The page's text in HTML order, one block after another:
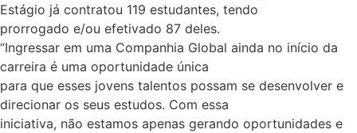
Estágio já contratou 119 estudantes, tendo
prorrogado e/ou efetivado 87 deles.
“Ingressar em uma Companhia Global ainda no início da
carreira é uma oportunidade única
para que esses jovens talentos possam se desenvolver e
direcionar os seus estudos. Com essa
iniciativa, não estamos apenas gerando oportunidades e